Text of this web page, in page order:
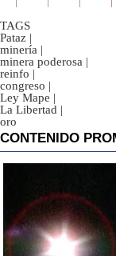
TAGS
Pataz |
minería |
minera poderosa |
reinfo |
congreso |
Ley Mape |
La Libertad |
oro